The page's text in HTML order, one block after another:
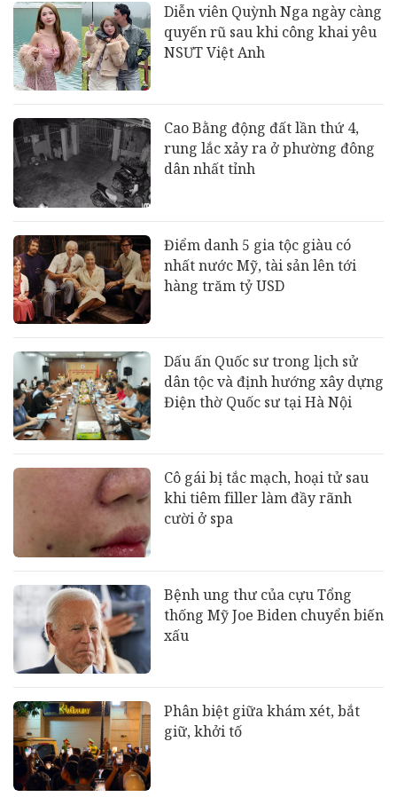
Diễn viên Quỳnh Nga ngày càng
quyến rũ sau khi công khai yêu
NSƯT Việt Anh
Cao Bằng động đất lần thứ 4,
rung lắc xảy ra ở phường đông
dân nhất tỉnh
Điểm danh 5 gia tộc giàu có
nhất nước Mỹ, tài sản lên tới
hàng trăm tỷ USD
Dấu ấn Quốc sư trong lịch sử
dân tộc và định hướng xây dựng
Điện thờ Quốc sư tại Hà Nội
Cô gái bị tắc mạch, hoại tử sau
khi tiêm filler làm đầy rãnh
cười ở spa
Bệnh ung thư của cựu Tổng
thống Mỹ Joe Biden chuyển biến
xấu
Phân biệt giữa khám xét, bắt
giữ, khởi tố